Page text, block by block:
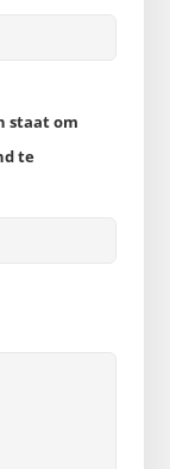
staat om
te